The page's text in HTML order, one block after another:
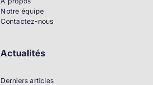
Notre équipe
Contactez-nous
Actualités
Derniers articles